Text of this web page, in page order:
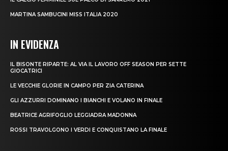
MARTINA SAMBUCINI MISS ITALIA 2020
IN EVIDENZA
IL BISONTE RIPARTE: AL VIA IL LAVORO OFF SEASON PER SETTE
GIOCATRICI
LE VECCHIE GLORIE IN CAMPO PER ZIA CATERINA
GLI AZZURRI DOMINANO I BIANCHI E VOLANO IN FINALE
BEATRICE AGRIFOGLIO LEGGIADRA MADONNA
ROSSI TRAVOLGONO I VERDI E CONQUISTANO LA FINALE